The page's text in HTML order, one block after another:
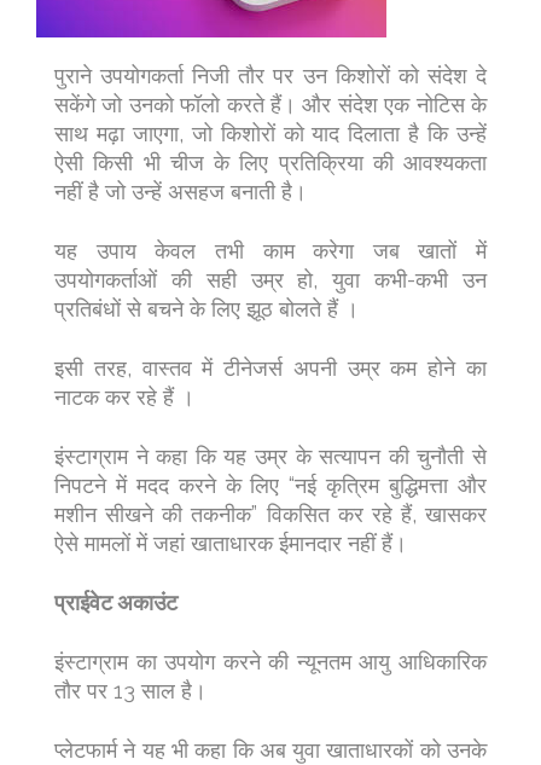
पुराने उपयोगकर्ता निजी तौर पर उन किशोरों को संदेश दे
सकेंगे जो उनको फॉलो करते हैं। और संदेश एक नोटिस के
साथ मढ़ा जाएगा, जो किशोरों को याद दिलाता है कि उन्हें
ऐसी किसी भी चीज के लिए प्रतिक्रिया की आवश्यकता
नहीं है जो उन्हें असहज बनाती है।
यह उपाय केवल तभी काम करेगा जब खातों में
उपयोगकर्ताओं की सही उम्र हो, युवा कभी-कभी उन
प्रतिबंधों से बचने के लिए झूठ बोलते हैं ।
इसी तरह, वास्तव में टीनेजर्स अपनी उम्र कम होने का
नाटक कर रहे हैं ।
इंस्टाग्राम ने कहा कि यह उम्र के सत्यापन की चुनौती से
निपटने में मदद करने के लिए “नई कृत्रिम बुद्धिमत्ता और
मशीन सीखने की तकनीक” विकसित कर रहे हैं, खासकर
ऐसे मामलों में जहां खाताधारक ईमानदार नहीं हैं।
प्राईवेट अकाउंट
इंस्टाग्राम का उपयोग करने की न्यूनतम आयु आधिकारिक
तौर पर 13 साल है।
प्लेटफार्म ने यह भी कहा कि अब युवा खाताधारकों को उनके